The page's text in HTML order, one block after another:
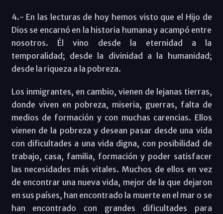
4.- En las lecturas de hoy hemos visto que el Hijo de
Dios se encarnó en la historia humana y acampó entre
nosotros. Él vino desde la eternidad a la
temporalidad; desde la divinidad a la humanidad;
desde la riqueza a la pobreza.
Los inmigrantes, en cambio, vienen de lejanas tierras,
donde viven en pobreza, miseria, guerras, falta de
medios de formación y con muchas carencias. Ellos
vienen de la pobreza y desean pasar desde una vida
con dificultades a una vida digna, con posibilidad de
trabajo, casa, familia, formación y poder satisfacer
las necesidades más vitales. Muchos de ellos en vez
de encontrar una nueva vida, mejor de la que dejaron
en sus países, han encontrado la muerte en el mar o se
han encontrado con grandes dificultades para